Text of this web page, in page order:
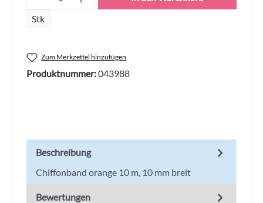
Stk
Zum Merkzettel hinzufügen
Produktnummer:043988
Beschreibung
Chiffonband orange 10 m, 10 mm breit
Bewertungen